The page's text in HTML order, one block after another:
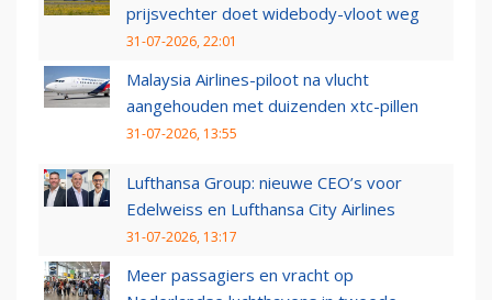
prijsvechter doet widebody-vloot weg
31-07-2026, 22:01
Malaysia Airlines-piloot na vlucht
aangehouden met duizenden xtc-pillen
31-07-2026, 13:55
Lufthansa Group: nieuwe CEO’s voor
Edelweiss en Lufthansa City Airlines
31-07-2026, 13:17
Meer passagiers en vracht op